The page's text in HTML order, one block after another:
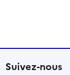
Suivez-nous